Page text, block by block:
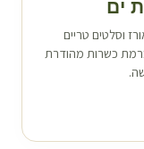
ים
וסלטים טריים
כשרות מהודרת